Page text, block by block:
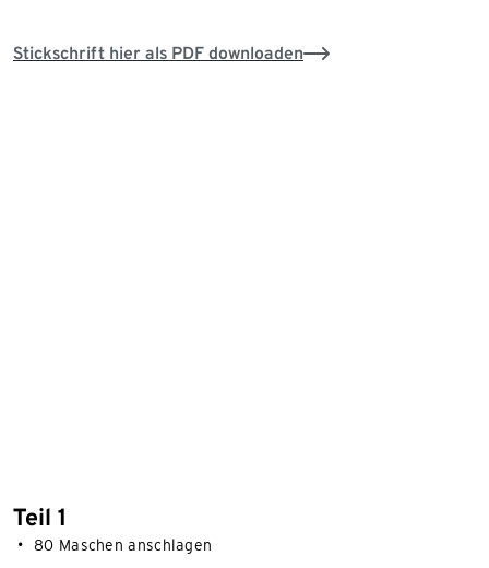
Stickschrift hier als PDF downloaden
Teil 1
80 Maschen anschlagen